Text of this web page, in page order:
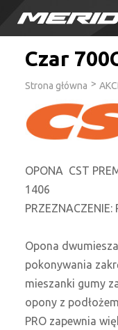
Czar
Strona główna >
OPONA CST
1406
PRZEZNACZENIE:
Opona
pokonywania
mieszanki gumy
opony z
PRO zapewnia